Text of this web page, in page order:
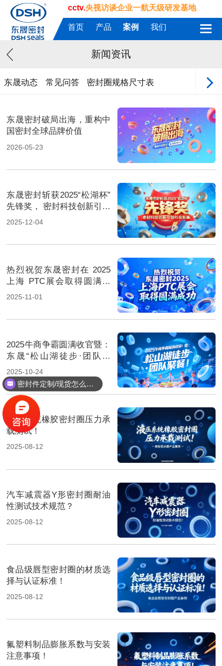
cctv.央视访谈企业一航天级研发基地
首页 产品 案例 我们
新闻资讯
东晟动态 常见问答 密封圈规格尺寸表
东晟密封破局出海，重构中
国密封全球品牌价值
2026-05-23
东晟密封斩获2025“松湖杯”
先锋奖， 密封科技创新引领
行业新篇！
2025-12-04
热烈祝贺东晟密封在 2025
上海 PTC展会取得圆满成
功！
2025-11-01
2025牛商争霸圆满收官暨：
东晟“松山湖徒步·团队聚
餐”！
2025-10-24
液压系统橡胶密封圈压力承
载测试！
2025-08-12
汽车减震器Y形密封圈耐油
性测试技术规范？
2025-08-12
食品级唇型密封圈的材质选
择与认证标准！
2025-08-12
氟塑料制品膨胀系数与安装
注意事项！
密封件定制/现货怎么报价，起订量多少？